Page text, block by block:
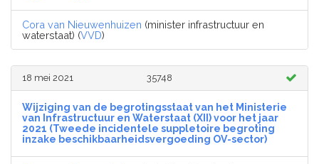
Cora van Nieuwenhuizen (minister infrastructuur en
waterstaat) (VVD)
18 mei 2021 35748
Wijziging van de begrotingsstaat van het Ministerie
van Infrastructuur en Waterstaat (XII) voor het jaar
2021 (Tweede incidentele suppletoire begroting
inzake beschikbaarheidsvergoeding OV-sector)